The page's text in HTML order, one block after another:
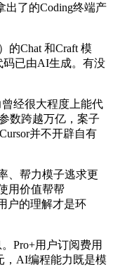
了的Coding终端产
Chat 和Craft 模
码已由AI生成。有没
经很大程度上能代
数跨越万亿，案子
并不开辟自有
、帮力模子逃求更
用价值帮帮
户的理解才是环
Pro+用户订阅费用
，AI编程能力既是模